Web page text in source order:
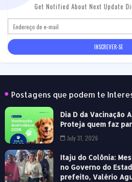
Get Notified About Next Update
Postagens que podem te
Dia D da Vacinação
Proteja quem faz
July 31, 2026
Itaju do Colônia:
no Governo do
prefeito, Valério